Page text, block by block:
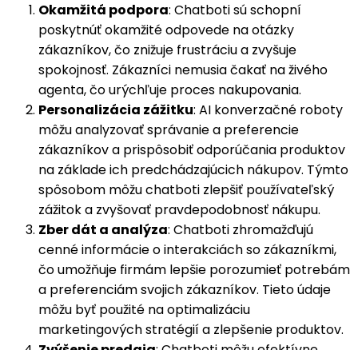
Okamžitá podpora: Chatboti sú schopní
poskytnúť okamžité odpovede na otázky
zákazníkov, čo znižuje frustráciu a zvyšuje
spokojnosť. Zákazníci nemusia čakať na živého
agenta, čo urýchľuje proces nakupovania.
Personalizácia zážitku: AI konverzačné roboty
môžu analyzovať správanie a preferencie
zákazníkov a prispôsobiť odporúčania produktov
na základe ich predchádzajúcich nákupov. Týmto
spôsobom môžu chatboti zlepšiť používateľský
zážitok a zvyšovať pravdepodobnosť nákupu.
Zber dát a analýza: Chatboti zhromažďujú
cenné informácie o interakciách so zákazníkmi,
čo umožňuje firmám lepšie porozumieť potrebám
a preferenciám svojich zákazníkov. Tieto údaje
môžu byť použité na optimalizáciu
marketingových stratégií a zlepšenie produktov.